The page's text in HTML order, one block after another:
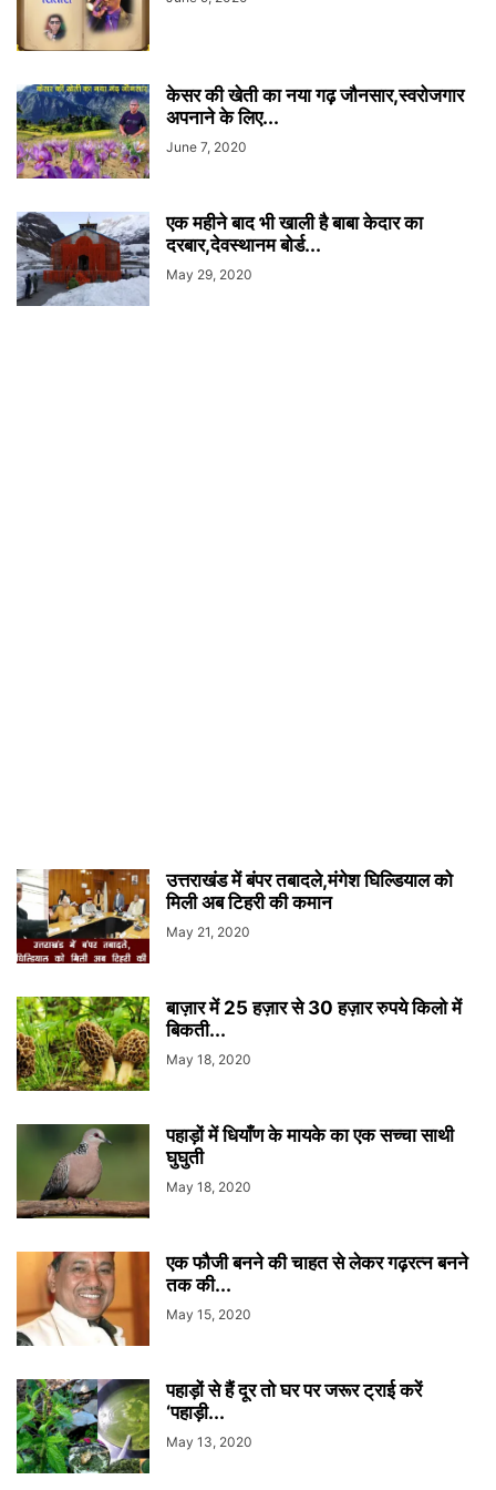
केसर की खेती का नया गढ़ जौनसार,स्वरोजगार
अपनाने के लिए...
June 7, 2020
एक महीने बाद भी खाली है बाबा केदार का
दरबार,देवस्थानम बोर्ड...
May 29, 2020
उत्तराखंड में बंपर तबादले,मंगेश घिल्डियाल को
मिली अब टिहरी की कमान
May 21, 2020
बाज़ार में 25 हज़ार से 30 हज़ार रुपये किलो में
बिकती...
May 18, 2020
पहाड़ों में धियाँण के मायके का एक सच्चा साथी
घुघुती
May 18, 2020
एक फौजी बनने की चाहत से लेकर गढ़रत्न बनने
तक की...
May 15, 2020
पहाड़ों से हैं दूर तो घर पर जरूर ट्राई करें
‘पहाड़ी...
May 13, 2020